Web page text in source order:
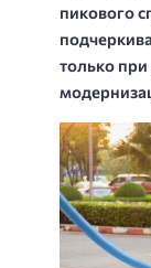
пикового
только